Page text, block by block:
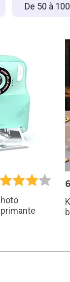
De 50 à